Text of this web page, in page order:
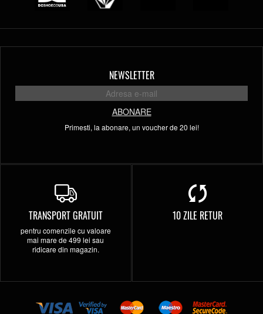
NEWSLETTER
ABONARE
Primesti, la abonare, un voucher de 20 lei!
TRANSPORT GRATUIT
pentru comenzile cu valoare
mai mare de 499 lei sau
ridicare din magazin.
10 ZILE RETUR